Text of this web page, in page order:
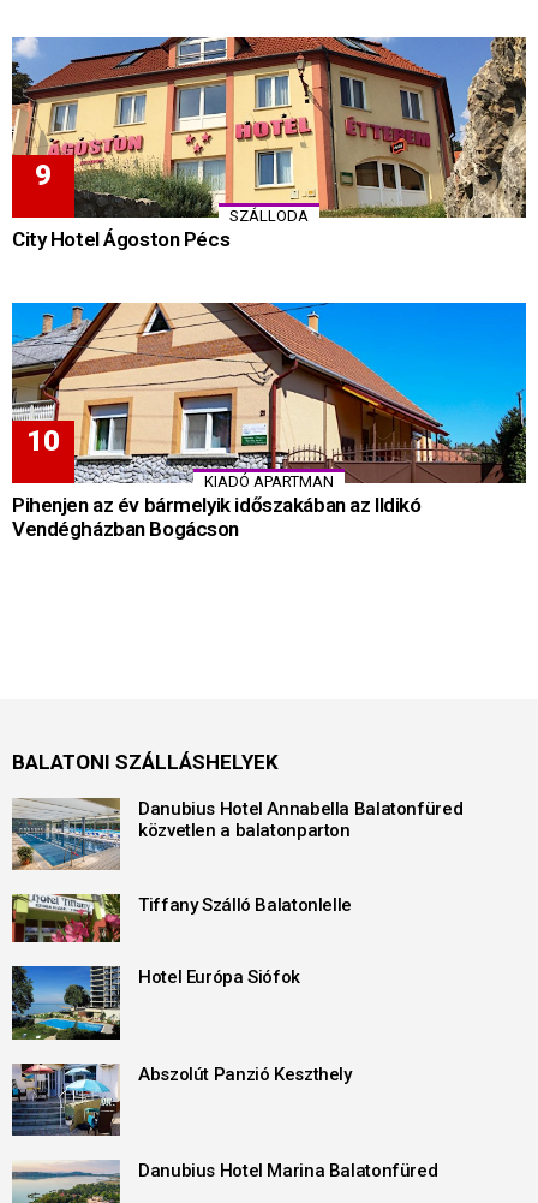
SZÁLLODA
City Hotel Ágoston Pécs
KIADÓ APARTMAN
Pihenjen az év bármelyik időszakában az Ildikó
Vendégházban Bogácson
BALATONI SZÁLLÁSHELYEK
Danubius Hotel Annabella Balatonfüred
közvetlen a balatonparton
Tiffany Szálló Balatonlelle
Hotel Európa Siófok
Abszolút Panzió Keszthely
Danubius Hotel Marina Balatonfüred